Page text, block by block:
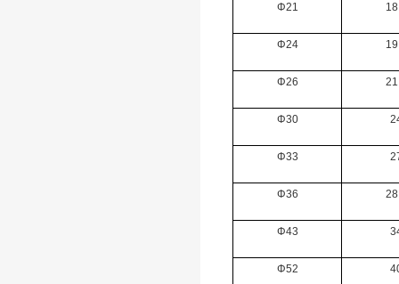
Φ21
Φ24
Φ26
Φ30
Φ33
Φ36
Φ43
Φ52